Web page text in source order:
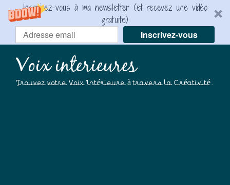
Inscrivez-vous à ma newsletter (et recevez une vidéo
gratuite)
Inscrivez-vous
Voix interieures
Trouvez votre Voix Intérieure à travers la Créativité.